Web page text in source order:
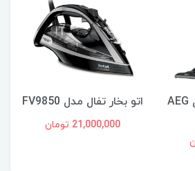
جارو برقی آ ا گ مدل AEG
اتو بخار تفال مدل FV9850
21,000,000 تومان